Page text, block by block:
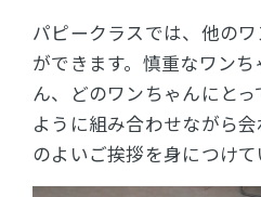
パピークラスでは、他の
ができます。慎重なワン
ん、どのワンちゃんにと
ように組み合わせながら
のよいご挨拶を身につけて